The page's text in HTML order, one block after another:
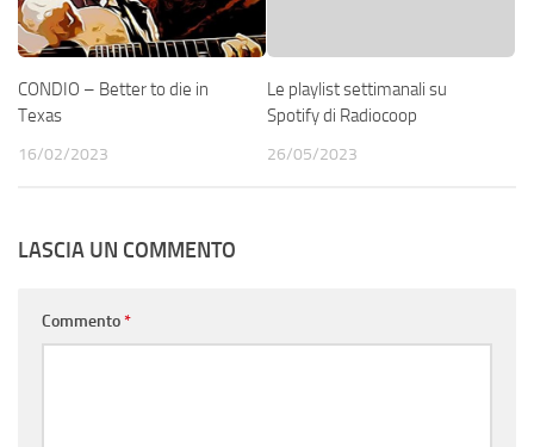
CONDIO – Better to die in
Texas
16/02/2023
Le playlist settimanali su
Spotify di Radiocoop
26/05/2023
LASCIA UN COMMENTO
Commento*